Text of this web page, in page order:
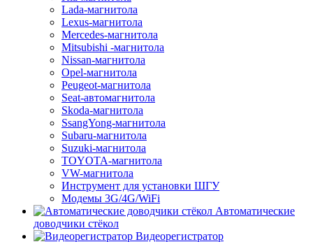
Lada-магнитола
Lexus-магнитола
Mercedes-магнитола
Mitsubishi -магнитола
Nissan-магнитола
Opel-магнитола
Peugeot-магнитола
Seat-автомагнитола
Skoda-магнитола
SsangYong-магнитола
Subaru-магнитола
Suzuki-магнитола
TOYOTA-магнитола
VW-магнитола
Инструмент для установки ШГУ
Модемы 3G/4G/WiFi
Автоматические
доводчики стёкол
Видеорегистратор